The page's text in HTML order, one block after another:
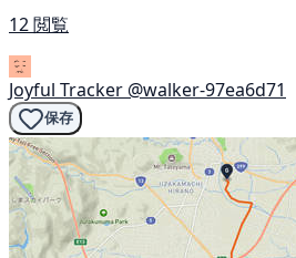
12 閲覧
Joyful Tracker @walker-97ea6d71
保存